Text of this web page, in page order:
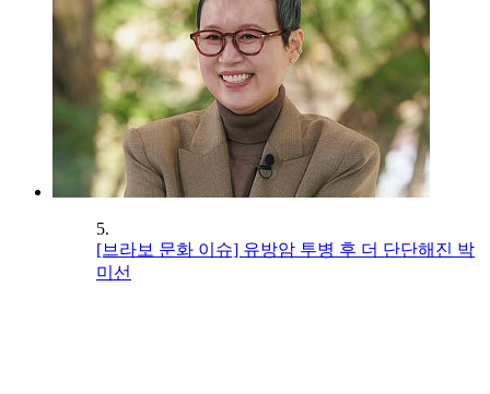
5.
[브라보 문화 이슈] 유방암 투병 후 더 단단해진 박
미선